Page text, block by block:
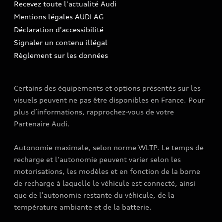
Campagne de rappel Airbag Takata
Mise à jour logiciel
Espace Presse
Recevez toute l'actualité Audi
Mentions légales AUDI AG
Déclaration d'accessibilité
Signaler un contenu illégal
Règlement sur les données
Certains des équipements et options présentés sur les
visuels peuvent ne pas être disponibles en France. Pour
plus d’informations, rapprochez-vous de votre
Partenaire Audi.
Autonomie maximale, selon norme WLTP. Le temps de
recharge et l'autonomie peuvent varier selon les
motorisations, les modèles et en fonction de la borne
de recharge à laquelle le véhicule est connecté, ainsi
que de l’autonomie restante du véhicule, de la
température ambiante et de la batterie.